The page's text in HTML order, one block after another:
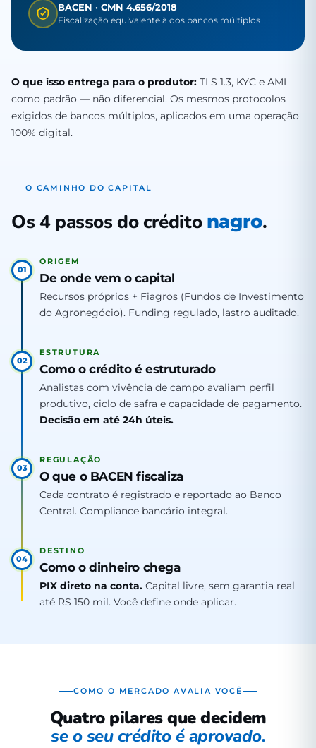
BACEN · CMN 4.656/2018
Fiscalização equivalente à dos bancos múltiplos
O que isso entrega para o produtor: TLS 1.3, KYC e AML
como padrão — não diferencial. Os mesmos protocolos
exigidos de bancos múltiplos, aplicados em uma operação
100% digital.
O CAMINHO DO CAPITAL
Os 4 passos do crédito nagro.
01
ORIGEM
De onde vem o capital
Recursos próprios + Fiagros (Fundos de Investimento
do Agronegócio). Funding regulado, lastro auditado.
02
ESTRUTURA
Como o crédito é estruturado
Analistas com vivência de campo avaliam perfil
produtivo, ciclo de safra e capacidade de pagamento.
Decisão em até 24h úteis.
03
REGULAÇÃO
O que o BACEN fiscaliza
Cada contrato é registrado e reportado ao Banco
Central. Compliance bancário integral.
04
DESTINO
Como o dinheiro chega
PIX direto na conta. Capital livre, sem garantia real
até R$ 150 mil. Você define onde aplicar.
COMO O MERCADO AVALIA VOCÊ
Quatro pilares que decidem
se o seu crédito é aprovado.